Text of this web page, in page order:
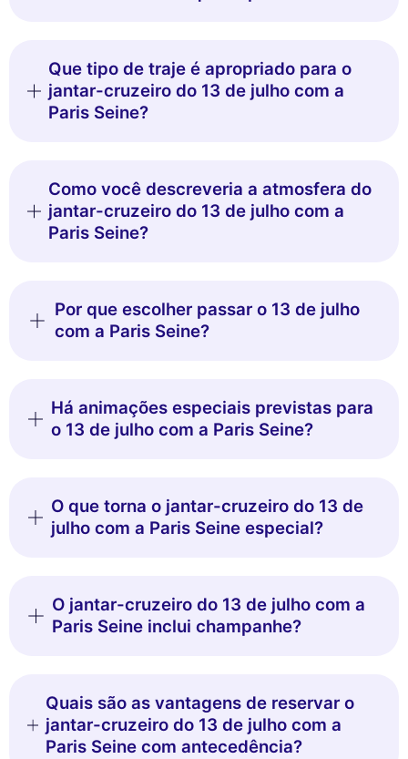
Que tipo de traje é apropriado para o
jantar-cruzeiro do 13 de julho com a
Paris Seine?
Como você descreveria a atmosfera do
jantar-cruzeiro do 13 de julho com a
Paris Seine?
Por que escolher passar o 13 de julho
com a Paris Seine?
Há animações especiais previstas para
o 13 de julho com a Paris Seine?
O que torna o jantar-cruzeiro do 13 de
julho com a Paris Seine especial?
O jantar-cruzeiro do 13 de julho com a
Paris Seine inclui champanhe?
Quais são as vantagens de reservar o
jantar-cruzeiro do 13 de julho com a
Paris Seine com antecedência?